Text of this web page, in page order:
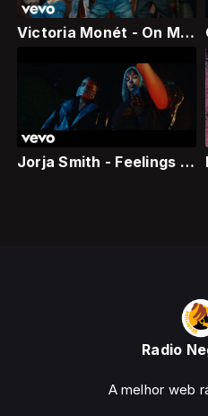
Victoria Monét - On My Mama
Jorja Smith - Feelings (feat. J Hus)
Radio
A melhor web